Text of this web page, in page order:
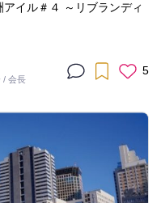
イル＃４ ～リブランディ
/ 会長
5